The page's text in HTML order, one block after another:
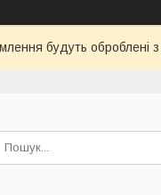
будуть